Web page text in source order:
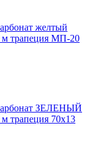
желтый
м трапеция МП-20
ЗЕЛЕНЫЙ
трапеция 70х13